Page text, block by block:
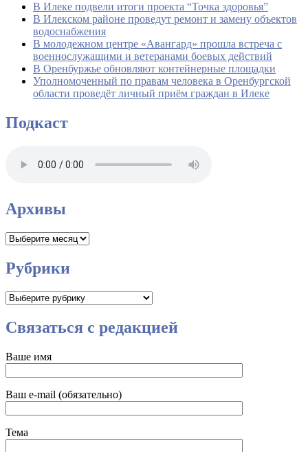
В Илеке подвели итоги проекта “Точка здоровья”
В Илекском районе проведут ремонт и замену объектов
водоснабжения
В молодежном центре «Авангард» прошла встреча с
военнослужащими и ветеранами боевых действий
В Оренбуржье обновляют контейнерные площадки
Уполномоченный по правам человека в Оренбургской
области проведёт личный приём граждан в Илеке
Подкаст
Архивы
Архивы
Рубрики
Рубрики
Связаться с редакцией
Ваше имя
Ваш e-mail (обязательно)
Тема